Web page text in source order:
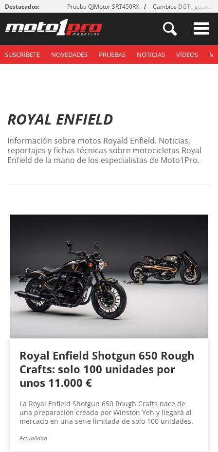
Destacados: Prueba QJMotor SRT450RX Cambios DGT: ¡guantes!
SUSCRÍBETE NOVEDADES PRUEBAS NOTICIAS VÍDEOS
ROYAL ENFIELD
Información sobre motos Royald Enfield. Noticias,
reportajes y fichas técnicas sobre motocicletas Royal
Enfield de la mano de los especialistas de Moto1Pro.
Royal Enfield Shotgun 650 Rough
Crafts: solo 100 unidades por
unos 11.000 €
La Royal Enfield Shotgun 650 Rough Crafts nace de
una preparación creada por Winston Yeh y llegará al
mercado en una serie limitada de solo 100 unidades.
Actualidad